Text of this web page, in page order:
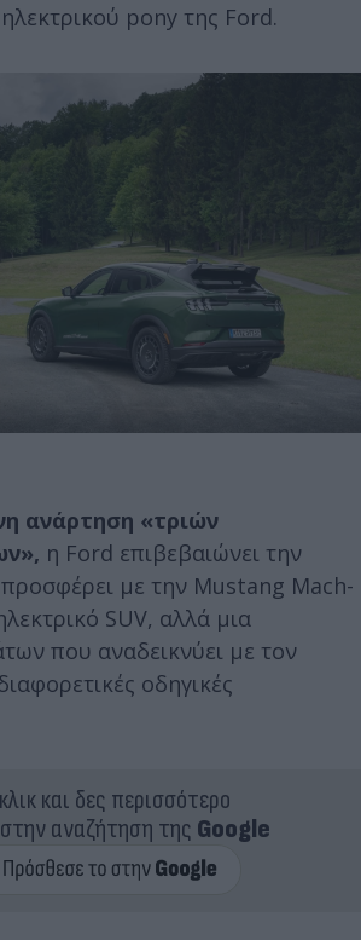
pony της Ford.
ανάρτηση «τριών
η Ford επιβεβαιώνει την
με την Mustang Mach-
SUV, αλλά μια
που αναδεικνύει με τον
οδηγικές
και δες περισσότερο
στην αναζήτηση της Google